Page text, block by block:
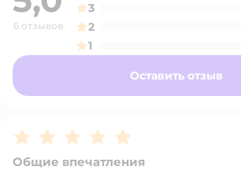
6 отзывов
3
2
1
Оставить отзыв
Рейтинг:5
Общие впечатления